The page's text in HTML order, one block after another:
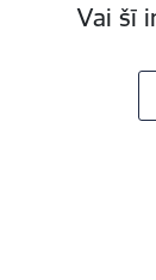
Vai šī